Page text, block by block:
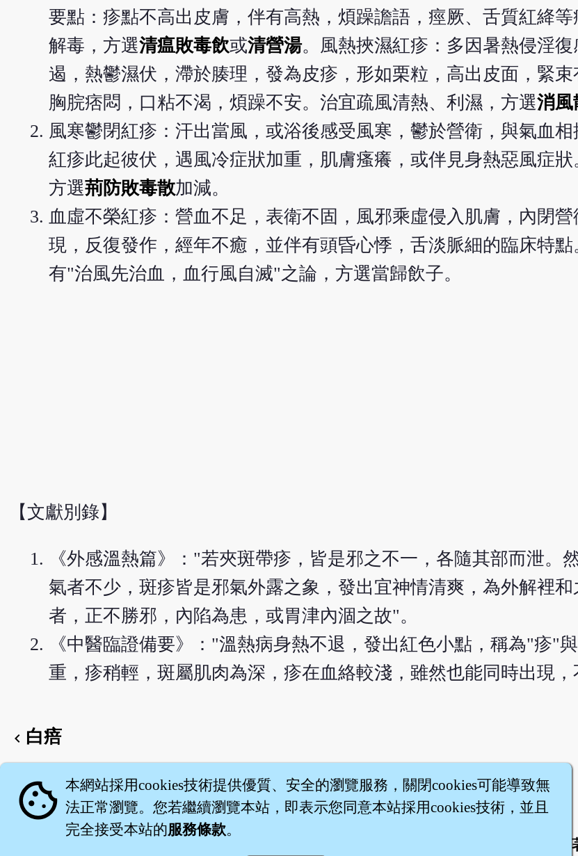
要點：疹點不高出皮膚，伴有高熱，煩躁譫語，痙厥、舌質紅絳等
解毒，方選清瘟敗毒飲或清營湯。風熱挾濕紅疹：多因暑熱侵淫
遏，熱鬱濕伏，滯於腠理，發為皮疹，形如栗粒，高出皮面，緊
胸脘痞悶，口粘不渴，煩躁不安。治宜疏風清熱、利濕，方選消風
風寒鬱閉紅疹：汗出當風，或浴後感受風寒，鬱於營衛，與氣血相
紅疹此起彼伏，遇風冷症狀加重，肌膚瘙癢，或伴見身熱惡風症狀
方選荊防敗毒散加減。
血虛不榮紅疹：營血不足，表衛不固，風邪乘虛侵入肌膚，內閉
現，反復發作，經年不癒，並伴有頭昏心悸，舌淡脈細的臨床特
有"治風先治血，血行風自滅"之論，方選當歸飲子。
【文獻別錄】
《外感溫熱篇》："若夾斑帶疹，皆是邪之不一，各隨其部而泄。
氣者不少，斑疹皆是邪氣外露之象，發出宜神情清爽，為外解裡
者，正不勝邪，內陷為患，或胃津內涸之故"。
《中醫臨證備要》："溫熱病身熱不退，發出紅色小點，稱為"疹"
重，疹稍輕，斑屬肌肉為深，疹在血絡較淺，雖然也能同時出現
chevron_left 白㾦
English version
cookie 本網站採用cookies技術提供優質、安全的瀏覽服務，關閉cookies可能導致無
法正常瀏覽。您若繼續瀏覽本站，即表示您同意本站採用cookies技術，並且
完全接受本站的服務條款。